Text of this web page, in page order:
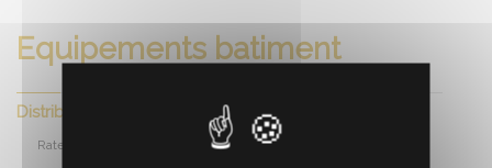
Equipements batiment
Distribution aliments
Rateliers